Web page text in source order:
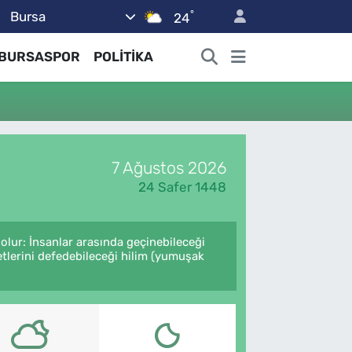
Bursa 24°
POLİTİKA
7 Ağustos 2026
24 Safer 1448
İnsanlar arasında geçinebileceği
defedebileceği hilim (yumuşak